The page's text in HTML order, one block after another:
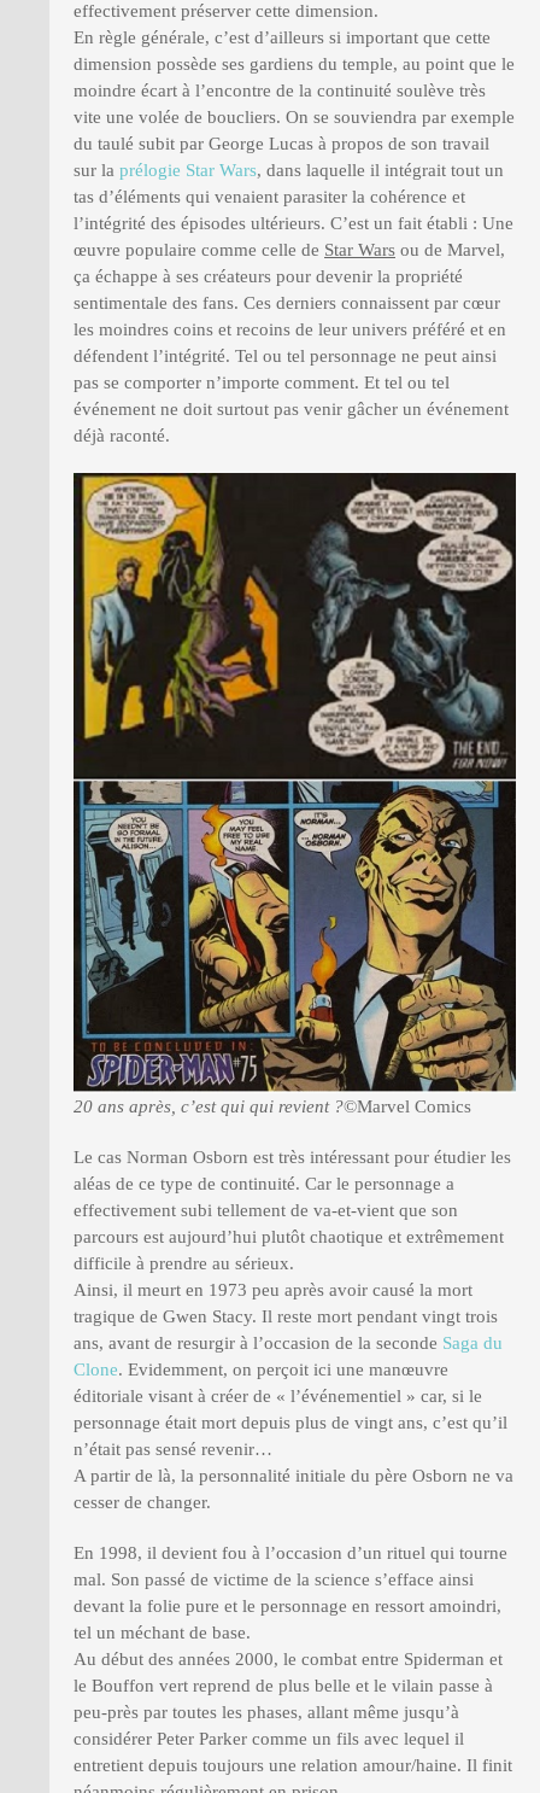
effectivement préserver cette dimension.
En règle générale, c’est d’ailleurs si important que cette
dimension possède ses gardiens du temple, au point que le
moindre écart à l’encontre de la continuité soulève très
vite une volée de boucliers. On se souviendra par exemple
du taulé subit par George Lucas à propos de son travail
sur la prélogie Star Wars, dans laquelle il intégrait tout un
tas d’éléments qui venaient parasiter la cohérence et
l’intégrité des épisodes ultérieurs. C’est un fait établi : Une
œuvre populaire comme celle de Star Wars ou de Marvel,
ça échappe à ses créateurs pour devenir la propriété
sentimentale des fans. Ces derniers connaissent par cœur
les moindres coins et recoins de leur univers préféré et en
défendent l’intégrité. Tel ou tel personnage ne peut ainsi
pas se comporter n’importe comment. Et tel ou tel
événement ne doit surtout pas venir gâcher un événement
déjà raconté.
20 ans après, c’est qui qui revient ?©Marvel Comics
Le cas Norman Osborn est très intéressant pour étudier les
aléas de ce type de continuité. Car le personnage a
effectivement subi tellement de va-et-vient que son
parcours est aujourd’hui plutôt chaotique et extrêmement
difficile à prendre au sérieux.
Ainsi, il meurt en 1973 peu après avoir causé la mort
tragique de Gwen Stacy. Il reste mort pendant vingt trois
ans, avant de resurgir à l’occasion de la seconde Saga du
Clone. Evidemment, on perçoit ici une manœuvre
éditoriale visant à créer de « l’événementiel » car, si le
personnage était mort depuis plus de vingt ans, c’est qu’il
n’était pas sensé revenir…
A partir de là, la personnalité initiale du père Osborn ne va
cesser de changer.
En 1998, il devient fou à l’occasion d’un rituel qui tourne
mal. Son passé de victime de la science s’efface ainsi
devant la folie pure et le personnage en ressort amoindri,
tel un méchant de base.
Au début des années 2000, le combat entre Spiderman et
le Bouffon vert reprend de plus belle et le vilain passe à
peu-près par toutes les phases, allant même jusqu’à
considérer Peter Parker comme un fils avec lequel il
entretient depuis toujours une relation amour/haine. Il finit